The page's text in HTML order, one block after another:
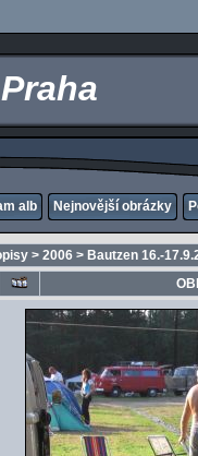
alb Nejnovější obrázky
> 2006 > Bautzen 16.-